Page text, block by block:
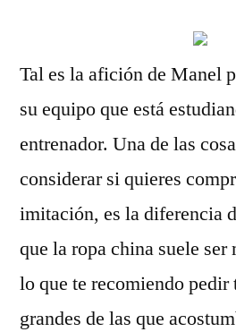
Tal es la afición de Manel
su equipo que está
entrenador. Una de las
considerar si quieres
imitación, es la diferencia
que la ropa china suele ser
lo que te recomiendo pedir
grandes de las que